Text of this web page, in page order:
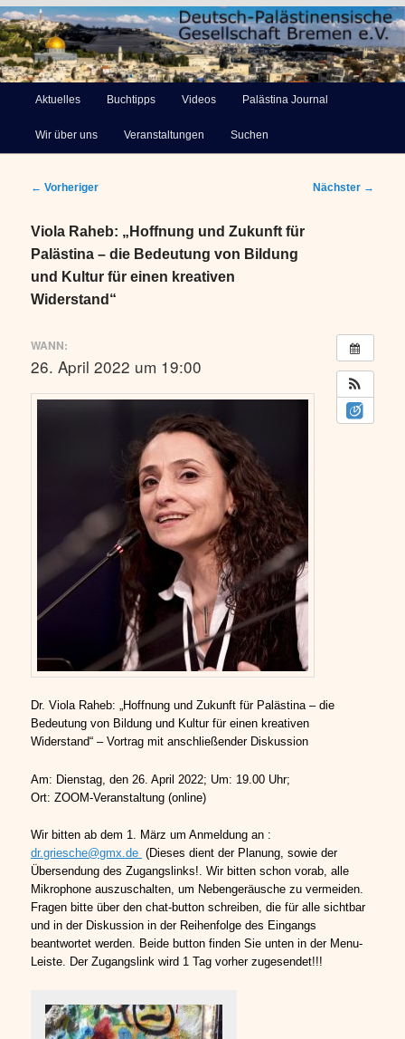
Deutsch-Palästinensische
Zum
primären
Aktuelles Buchtipps Videos Palästina Journal
Wir über uns Veranstaltungen Suchen
Beitragsnavigation
← Vorheriger Nächster →
Viola Raheb: „Hoffnung und Zukunft für
Palästina – die Bedeutung von Bildung
und Kultur für einen kreativen
Widerstand“
WANN:
26. April 2022 um 19:00
Dr. Viola Raheb: „Hoffnung und Zukunft für Palästina – die
Bedeutung von Bildung und Kultur für einen kreativen
Widerstand“ – Vortrag mit anschließender Diskussion
Am: Dienstag, den 26. April 2022; Um: 19.00 Uhr;
Ort: ZOOM-Veranstaltung (online)
Wir bitten ab dem 1. März um Anmeldung an :
dr.griesche@gmx.de (Dieses dient der Planung, sowie der
Übersendung des Zugangslinks!. Wir bitten schon vorab, alle
Mikrophone auszuschalten, um Nebengeräusche zu vermeiden.
Fragen bitte über den chat-button schreiben, die für alle sichtbar
und in der Diskussion in der Reihenfolge des Eingangs
beantwortet werden. Beide button finden Sie unten in der Menu-
Leiste. Der Zugangslink wird 1 Tag vorher zugesendet!!!